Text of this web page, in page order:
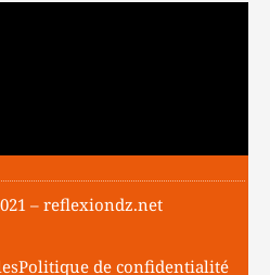
– reflexiondz.net
Politique de confidentialité